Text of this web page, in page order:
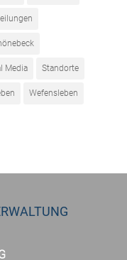
Media Standorte
Wefensleben